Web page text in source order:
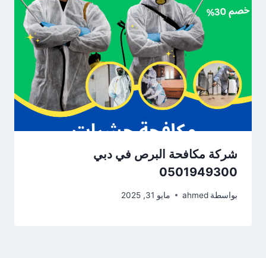
شركة مكافحة البرص في دبي
0501949300
بواسطة ahmed مايو 31, 2025